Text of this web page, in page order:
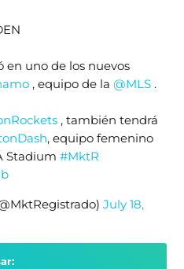
en uno de los nuevos
, equipo de la@MLS .
, también tendrá
, equipo femenino
Stadium#MktR
July 18,